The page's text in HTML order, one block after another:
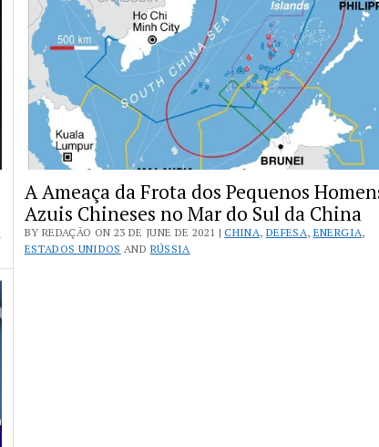
A Ameaça da Frota dos Pequenos
Azuis Chineses no Mar do Sul da China
BY REDAÇÃO ON 23 DE JUNE DE 2021 |CHINA, DEFESA, ENERGIA,
ESTADOS UNIDOS AND RÚSSIA